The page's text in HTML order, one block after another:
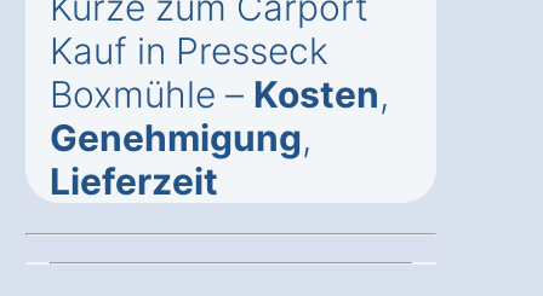
Kauf in Presseck
Boxmühle – Kosten,
Genehmigung,
Lieferzeit